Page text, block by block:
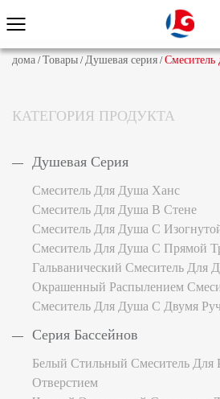
дома /Товары /Душевая серия /Смеситель
КАТЕГОРИЯ ПРОДУКТА
Душевая Серия
Смеситель Для Душа Ханс
Смеситель Для Душа В Стене
Смеситель Для Душа С
Смеситель Для Душа С Прямой
Гальванический Смеситель Для
Окрашенный Распылением
Смеситель Для Душа С Двумя
Серия Бассейнов
Белый Стильный Смеситель
Отверстием